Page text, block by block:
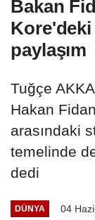
Bakan
Kore'deki
paylaşım
Tuğçe
Hakan
arasındaki
temelinde
dedi
DÜNYA 04